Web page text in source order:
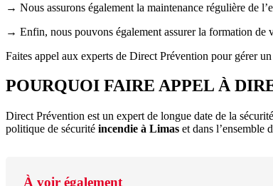
→ Nous assurons également la maintenance régulière de
→ Enfin, nous pouvons également assurer la formation de
Faites appel aux experts de Direct Prévention pour gérer
POURQUOI FAIRE APPEL À
Direct Prévention est un expert de longue date de la
politique de sécurité incendie à Limas et dans l’ensemble
À voir également